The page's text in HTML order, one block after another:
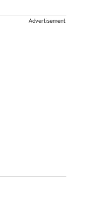
Advertisement